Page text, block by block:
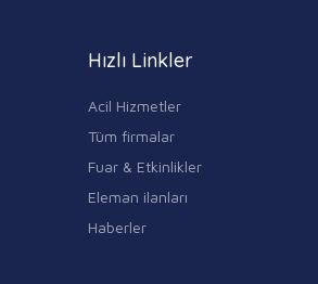
Hızlı Linkler
Acil Hizmetler
Tüm firmalar
Fuar & Etkinlikler
Eleman ilanları
Haberler